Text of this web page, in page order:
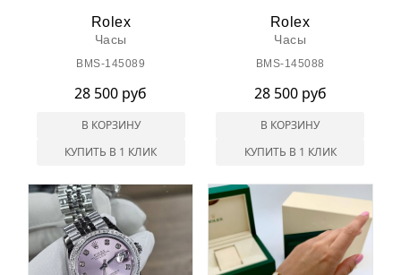
Rolex
Часы
BMS-145089
28 500 руб
В КОРЗИНУ
КУПИТЬ В 1 КЛИК
Rolex
Часы
BMS-145088
28 500 руб
В КОРЗИНУ
КУПИТЬ В 1 КЛИК